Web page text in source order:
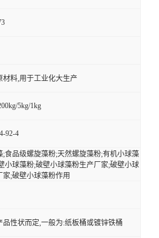
材料,用于工业化大生产
5kg/1kg
92-4
;食品级螺旋藻粉;天然螺旋藻粉;有机小球藻
小球藻粉;破壁小球藻粉生产厂家;破壁小球
家;破壁小球藻粉作用
品性状而定,一般为:纸板桶或镀锌铁桶